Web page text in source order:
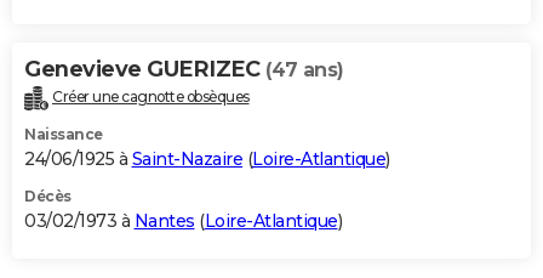
Genevieve GUERIZEC (47 ans)
Créer une cagnotte obsèques
Naissance
24/06/1925 à Saint-Nazaire (Loire-Atlantique)
Décès
03/02/1973 à Nantes (Loire-Atlantique)